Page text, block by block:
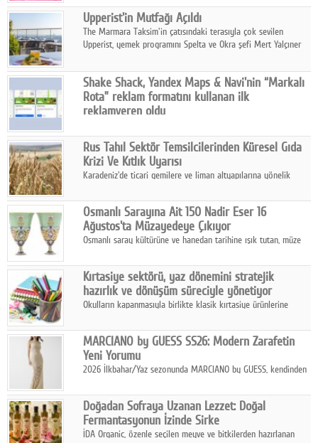
ürünleriyle hem yurt içinde hem de uluslararası pazarlarda
büyümesini sürdürüyor.
Upperist'in Mutfağı Açıldı
The Marmara Taksim'in çatısındaki terasıyla çok sevilen
Upperist, yemek programını Spelta ve Okra şefi Mert Yalçıner
Shake Shack, Yandex Maps & Navi'nin “Markalı
Rota” reklam formatını kullanan ilk
reklamveren oldu
artırmak amacıyla Cereyan Medya ve Yandex Ads iş birliğiyle
Yandex Maps & Navi'nin yeni "Markalı Rota" reklam formatını
kullanan ilk marka oldu.
Rus Tahıl Sektör Temsilcilerinden Küresel Gıda
Krizi Ve Kıtlık Uyarısı
Karadeniz'de ticari gemilere ve liman altyapılarına yönelik
geçirdi.
Osmanlı Sarayına Ait 150 Nadir Eser 16
Ağustos'ta Müzayedeye Çıkıyor
Osmanlı saray kültürüne ve hanedan tarihine ışık tutan, müze
Ağustos'ta Arthill Müzecilik'in düzenleyeceği özel müzayedede
koleksiyonerlerle buluşuyor
Kırtasiye sektörü, yaz dönemini stratejik
hazırlık ve dönüşüm süreciyle yönetiyor
Okulların kapanmasıyla birlikte klasik kırtasiye ürünlerine
sanat ve eğitici aktivite ürünleriyle dinamik bir biçimde
geçiriyor.
MARCIANO by GUESS SS26: Modern Zarafetin
Yeni Yorumu
2026 İlkbahar/Yaz sezonunda MARCIANO by GUESS, kendinden
Doğadan Sofraya Uzanan Lezzet: Doğal
Fermantasyonun İzinde Sirke
İDA Organic, özenle seçilen meyve ve bitkilerden hazırlanan